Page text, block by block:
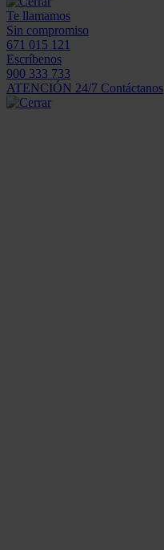
Te llamamos
Sin compromiso
671 015 121
Escríbenos
900 333 733
ATENCIÓN 24/7 Contáctanos